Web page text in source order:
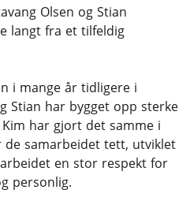
Olsen og Stian
langt fra et tilfeldig
i mange år tidligere i
Stian har bygget opp sterke
har gjort det samme i
de samarbeidet tett, utviklet
en stor respekt for
personlig.